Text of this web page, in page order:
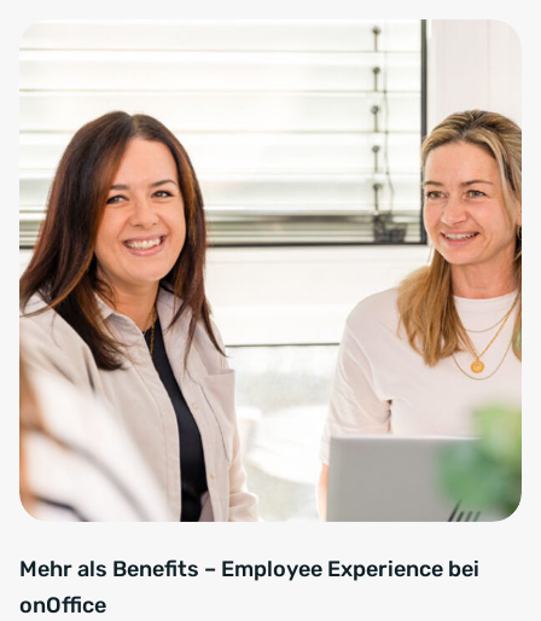
Mehr als Benefits – Employee Experience bei
onOffice